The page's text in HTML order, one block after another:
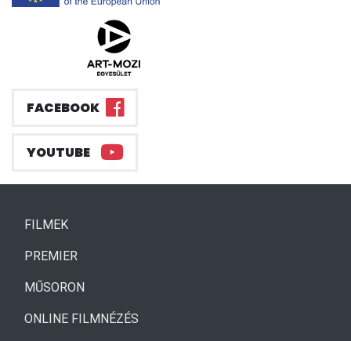
FACEBOOK
YOUTUBE
FILMEK(CURRENT)
PREMIER
MŰSORON
ONLINE FILMNÉZÉS